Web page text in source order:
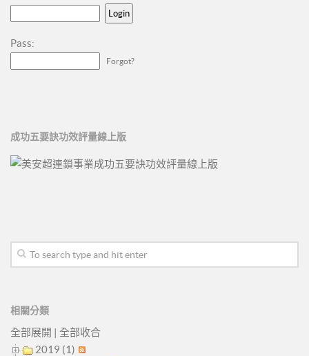
Pass:
Forgot?
成功五要訣功效評量線上版
相關分類
全部展開 | 全部收合
2019 (1)